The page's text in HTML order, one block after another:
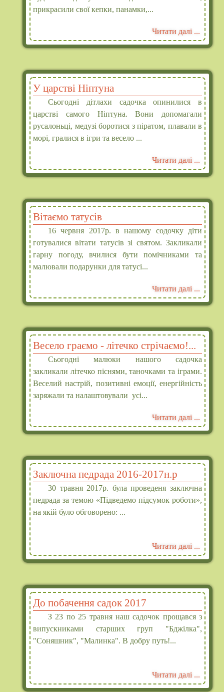
прикрасили свої кепки, панамки,...
Читати далі ...
У царстві Ніптуна
Сьогодні дітлахи садочка опинилися в
царстві самого Ніптуна. Вони допомагали
русалоньці, медузі боротися з піратом, плавали в
морі, гралися в ігри та весело ...
Читати далі ...
Вітаємо татусів
16 червня 2017р. в нашому содочку діти
готувалися вітати татусів зі святом. Закликали
гарну погоду, вчилися бути помічниками та
малювали подарунки для татусі...
Читати далі ...
Весело граємо - літечко стрічаємо!...
Сьогодні малюки нашого садочка
закликали літечко піснями, таночками та іграми.
Веселий настрій, позитивні емоції, енергійність
заряжали та налаштовували усі...
Читати далі ...
Заключна педрада 2016-2017н.р
30 травня 2017р. була проведеня заключна
педрада за темою «Підведемо підсумок роботи»,
на якій було обговорено: ...
Читати далі ...
До побачення садок 2017
З 23 по 25 травня наш садочок прощався з
випускниками старших груп "Бджілка",
"Соняшник", "Малинка". В добру путь!...
Читати далі ...